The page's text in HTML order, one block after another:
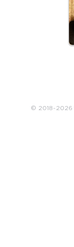
© 2018~2026